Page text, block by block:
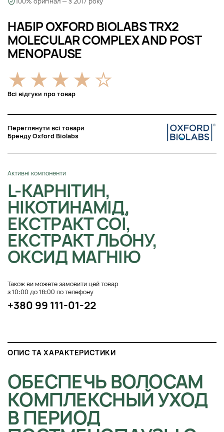
НАБІР OXFORD BIOLABS TRX2
MOLECULAR COMPLEX AND POST
MENOPAUSE
Всі відгуки про товар
Переглянути всі товари
Бренду Oxford Biolabs
Активні компоненти
L-КАРНІТИН,
НІКОТИНАМІД,
ЕКСТРАКТ СОЇ,
ЕКСТРАКТ ЛЬОНУ,
ОКСИД МАГНІЮ
Також ви можете замовити цей товар
з 10:00 до 18:00 по телефону
+380 99 111-01-22
ОПИС ТА ХАРАКТЕРИСТИКИ
ОБЕСПЕЧЬ ВОЛОСАМ
КОМПЛЕКСНЫЙ УХОД
В ПЕРИОД